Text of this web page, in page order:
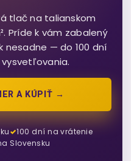
tlač na talianskom
Príde k vám zabalený
nesadne — do 100 dní
A KÚPIŤ →
100 dní na vrátenie
Slovensku